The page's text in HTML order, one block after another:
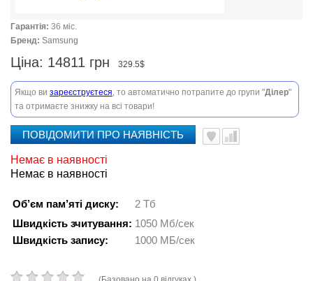
Гарантія: 36 міс.
Бренд: Samsung
Ціна: 14811 грн 329.5$
Якщо ви зареєструєтеся, то автоматично потрапите до групи "Ділер"
та отримаєте знижку на всі товари!
ПОВІДОМИТИ ПРО НАЯВНІСТЬ
Немає в наявності
Немає в наявності
Об’єм пам’яті диску:
2 Тб
Швидкість зчитування: 1050 Мб/сек
Швидкість запису:
1000 МБ/сек